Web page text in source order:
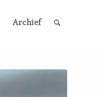
Archief